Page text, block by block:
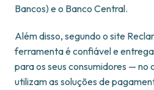
Bancos) e o Banco Central.
Além disso, segundo o site
ferramenta é confiável e
para os seus consumidores — no
utilizam as soluções de